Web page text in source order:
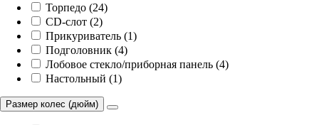
Торпедо (24)
CD-слот (2)
Прикуриватель (1)
Подголовник (4)
Лобовое стекло/приборная панель (4)
Настольный (1)
Размер колес (дюйм)